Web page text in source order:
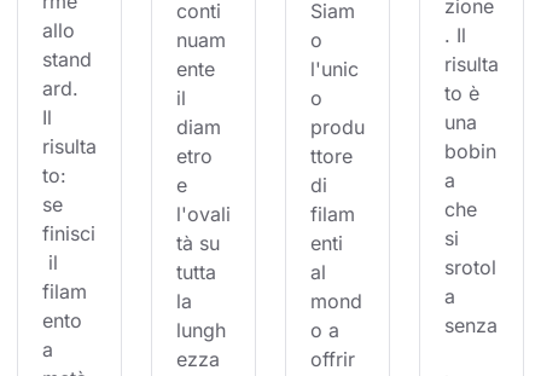
allo
stand
ard.
Il
risulta
to:
se
finisci
il
filam
ento
a
conti
nuam
ente
il
diam
etro
e
l'ovali
tà su
tutta
la
lungh
ezza
Siam
o
l'unic
o
produ
ttore
di
filam
enti
al
mond
o a
offrir
zione
. Il
risulta
to è
una
bobin
a
che
si
srotol
a
senza